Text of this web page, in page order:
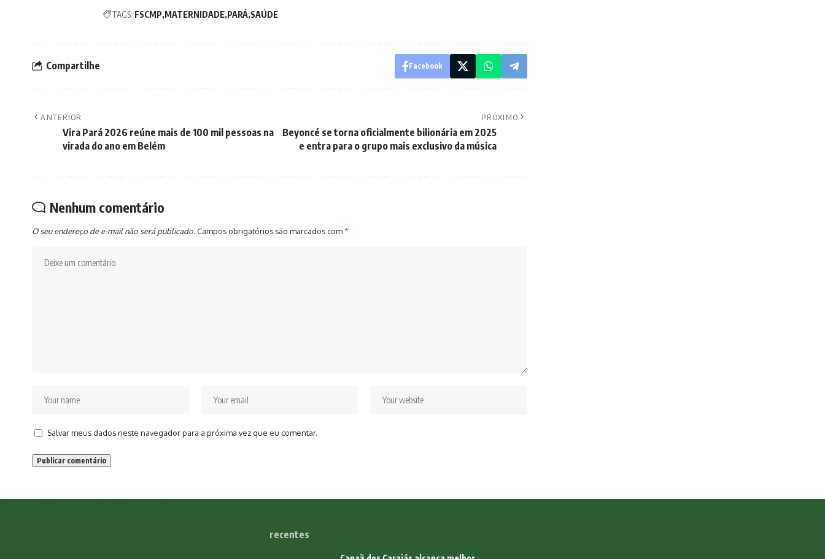
TAGS: FSCMP MATERNIDADE PARÁ SAÚDE
Compartilhe Facebook
ANTERIOR
Vira Pará 2026 reúne mais de 100 mil pessoas na
virada do ano em Belém
PRÓXIMO
Beyoncé se torna oficialmente bilionária em 2025
e entra para o grupo mais exclusivo da música
Nenhum comentário
O seu endereço de e-mail não será publicado. Campos obrigatórios são marcados com*
Salvar meus dados neste navegador para a próxima vez que eu comentar.
recentes